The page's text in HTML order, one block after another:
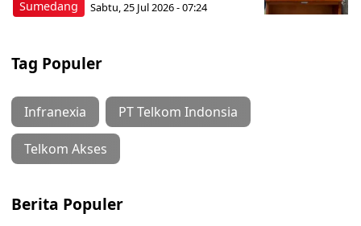
Sumedang Sabtu, 25 Jul 2026 - 07:24
Tag Populer
Infranexia PT Telkom Indonsia
Telkom Akses
Berita Populer